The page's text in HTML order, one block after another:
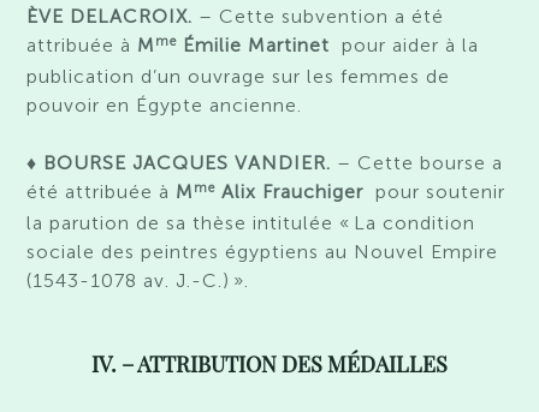
ÈVE DELACROIX. – Cette subvention a été
attribuée à M me Émilie Martinet pour aider à la
publication d’un ouvrage sur les femmes de
pouvoir en Égypte ancienne.
♦ BOURSE JACQUES VANDIER. – Cette bourse a
été attribuée à M me Alix Frauchiger pour soutenir
la parution de sa thèse intitulée « La condition
sociale des peintres égyptiens au Nouvel Empire
(1543-1078 av. J.-C.) ».
IV. – ATTRIBUTION DES MÉDAILLES